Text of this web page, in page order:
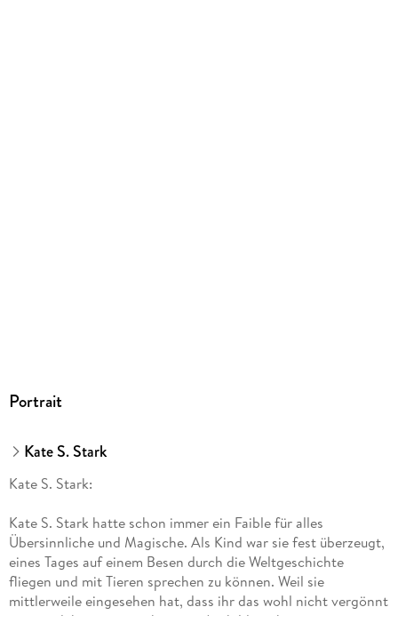
Portrait
Kate S. Stark
Kate S. Stark:
Kate S. Stark hatte schon immer ein Faible für alles
Übersinnliche und Magische. Als Kind war sie fest überzeugt,
eines Tages auf einem Besen durch die Weltgeschichte
fliegen und mit Tieren sprechen zu können. Weil sie
mittlerweile eingesehen hat, dass ihr das wohl nicht vergönnt
sein wird, hat sie zunächst eine Ausbildung bei einem